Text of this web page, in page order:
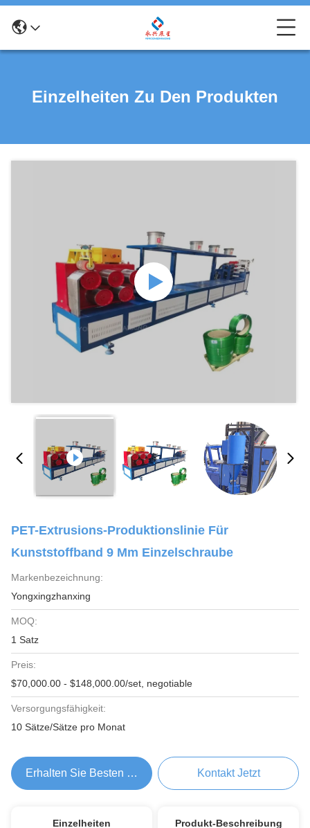
Einzelheiten Zu Den Produkten
PET-Extrusions-Produktionslinie Für
Kunststoffband 9 Mm Einzelschraube
Markenbezeichnung:
Yongxingzhanxing
MOQ:
1 Satz
Preis:
$70,000.00 - $148,000.00/set, negotiable
Versorgungsfähigkeit:
10 Sätze/Sätze pro Monat
Erhalten Sie Besten Preis Kontakt Jetzt
Einzelheiten Produkt-Beschreibung